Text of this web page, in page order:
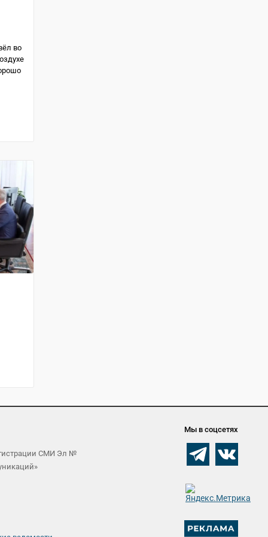
во
СМИ Эл №
Мы в соцсетях